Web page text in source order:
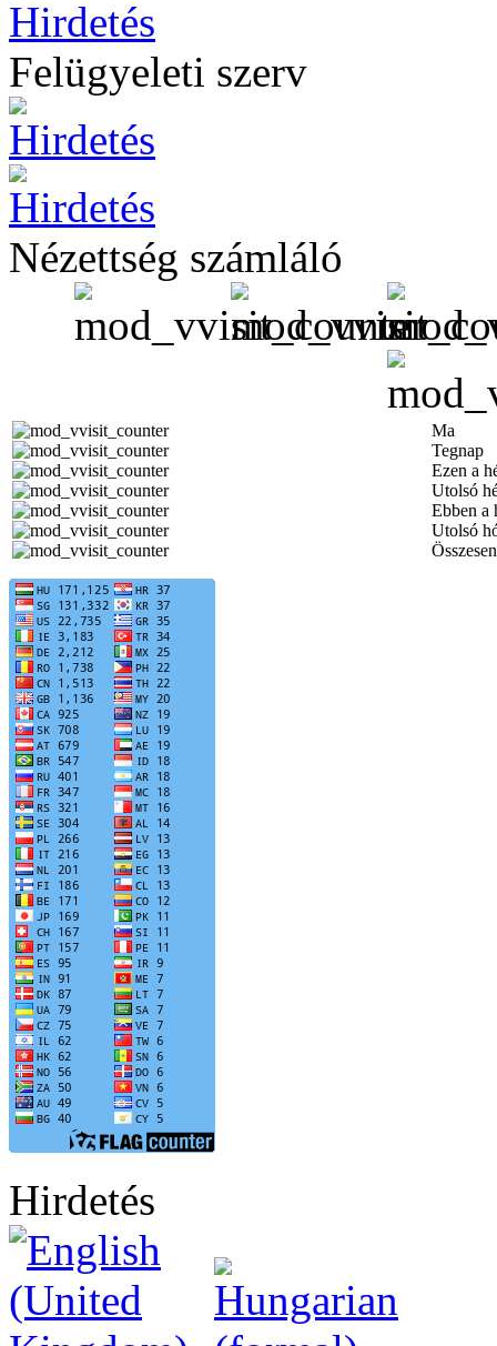
Felügyeleti szerv
Nézettség számláló
Ma
Tegnap
Ezen a
Utolsó
Ebben a
Utolsó
Összesen
Hirdetés